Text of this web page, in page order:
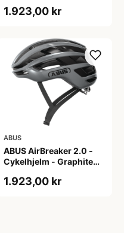
1.923,00 kr
ABUS
ABUS AirBreaker 2.0 -
Cykelhjelm - Graphite
1.923,00 kr